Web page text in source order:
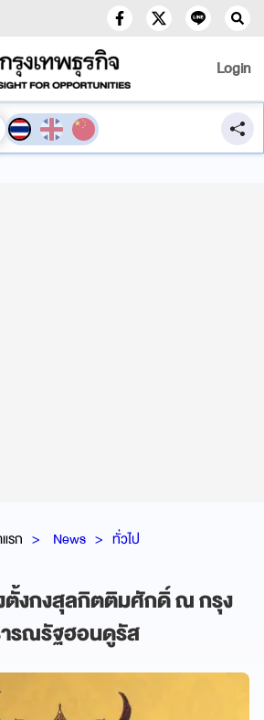
Login
รก News ทั่วไป
ตั้งกงสุลกิตติมศักดิ์ ณ กรุง
รณรัฐฮอนดูรัส
ยงอ่าน